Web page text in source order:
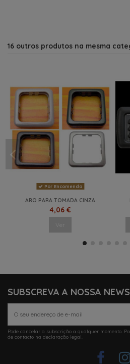
16 outros produtos na mesma
Por Encomenda
ARO PARA TOMADA CINZA
4,06 €
Ver
SUBSCREVA A NOSSA
Pode cancelar a subscrição a qualquer momento.
de contacto na declaração legal.